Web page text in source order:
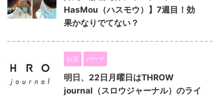
HasMou（ハスモウ）】7週目！効
果かなりでてない？
お店 パーマ
明日、22日月曜日はTHROW
journal（スロウジャーナル）のライ